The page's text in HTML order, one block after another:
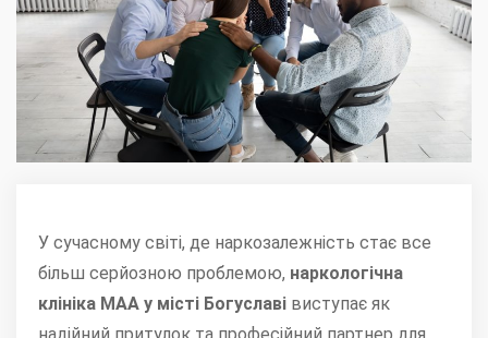
У сучасному світі, де наркозалежність стає все
більш серйозною проблемою, наркологічна
клініка МАА у місті Богуславі виступає як